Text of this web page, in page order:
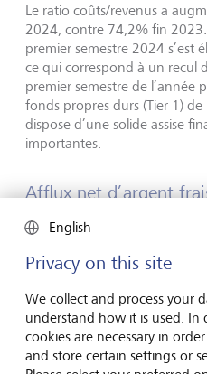
Le ratio coûts/revenus a
2024, contre 74,2% fin
premier semestre 2024 s’est
ce qui correspond à un recul
premier semestre de l’année
fonds propres durs (Tier 1)
dispose d’une solide assise
importantes.
Afflux net d’argent
L’afflux net d’argent frais
milliards de CHF au premier
une croissance annualisée de
l’Asset Management ont
résultat. Comme indiqué
afflux net d’argent frais en
English
Privacy on this site
We collect and process your
understand how it is used. In
cookies are necessary in
and store certain settings or